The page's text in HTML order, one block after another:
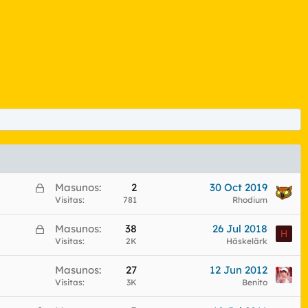
C
r
r
d
Masunos 2
Visitas 781
30 Oct 2019
Rhodium
C
r
d
Masunos 38
Visitas 2K
26 Jul 2018
Häskelärk
H
Masunos 27
Visitas 3K
12 Jun 2012
Benito